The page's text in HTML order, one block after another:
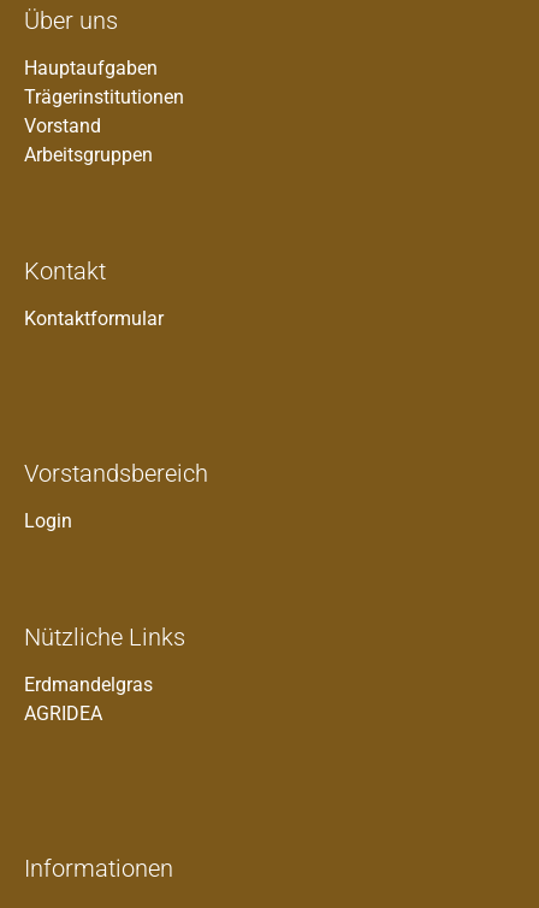
Über uns
Hauptaufgaben
Trägerinstitutionen
Vorstand
Arbeitsgruppen
Kontakt
Kontaktformular
Vorstandsbereich
Login
Nützliche Links
Erdmandelgras
AGRIDEA
Informationen